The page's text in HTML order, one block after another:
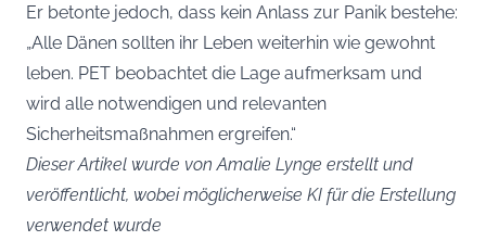
Er betonte jedoch, dass kein Anlass zur Panik bestehe:
„Alle Dänen sollten ihr Leben weiterhin wie gewohnt
leben. PET beobachtet die Lage aufmerksam und
wird alle notwendigen und relevanten
Sicherheitsmaßnahmen ergreifen.“
Dieser Artikel wurde von Amalie Lynge erstellt und
veröffentlicht, wobei möglicherweise KI für die Erstellung
verwendet wurde